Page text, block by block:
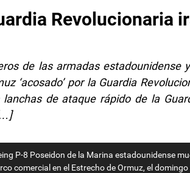
Revolucionaria
de las armadas estadounidense
‘acosado’ por la Guardia
de ataque rápido de la
P-8 Poseidon de la Marina estadounidense
comercial en el Estrecho de Ormuz, el